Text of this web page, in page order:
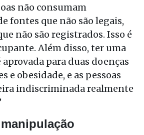
não consumam
fontes que não são legais,
não são registrados. Isso é
Além disso, ter uma
aprovada para duas doenças
e obesidade, e as pessoas
indiscriminada realmente